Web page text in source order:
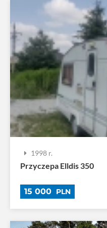
1998 r.
Przyczepa Elldis 350
15 000 PLN